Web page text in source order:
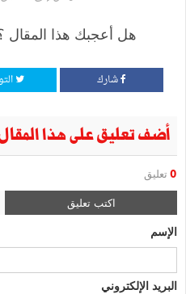
هل أعجبك هذا
شارك
أضف تعليق على هذا
0 تعليق
اكتب تعليق
الإسم
البريد الإلكتروني